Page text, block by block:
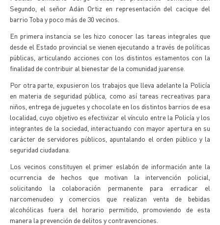
Segundo, el señor Adán Ortiz en representación del cacique del
barrio Toba y poco más de 30 vecinos.
En primera instancia se les hizo conocer las tareas integrales que
desde el Estado provincial se vienen ejecutando a través de políticas
públicas, articulando acciones con los distintos estamentos con la
finalidad de contribuir al bienestar de la comunidad juarense.
Por otra parte, expusieron los trabajos que lleva adelante la Policía
en materia de seguridad pública, como así tareas recreativas para
niños, entrega de juguetes y chocolate en los distintos barrios de esa
localidad, cuyo objetivo es efectivizar el vínculo entre la Policía y los
integrantes de la sociedad, interactuando con mayor apertura en su
carácter de servidores públicos, apuntalando el orden público y la
seguridad ciudadana.
Los vecinos constituyen el primer eslabón de información ante la
ocurrencia de hechos que motivan la intervención policial,
solicitando la colaboración permanente para erradicar el
narcomenudeo y comercios que realizan venta de bebidas
alcohólicas fuera del horario permitido, promoviendo de esta
manera la prevención de delitos y contravenciones.